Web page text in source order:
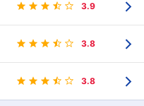
3.9
3.8
3.8